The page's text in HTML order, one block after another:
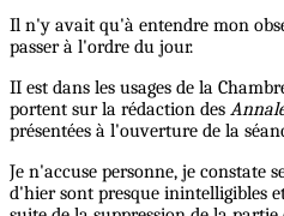
Il n'y avait qu'à entendre mon
passer à l'ordre du jour.
II est dans les usages de la
portent sur la rédaction des
présentées à l'ouverture de la
Je n'accuse personne, je constate
d'hier sont presque inintelligibles